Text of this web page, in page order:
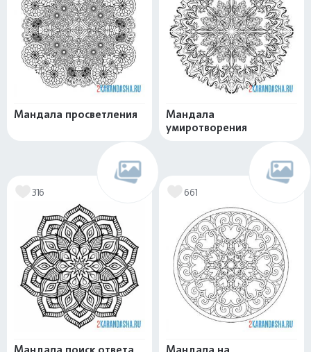
Мандала просветления
Мандала
умиротворения
316 661